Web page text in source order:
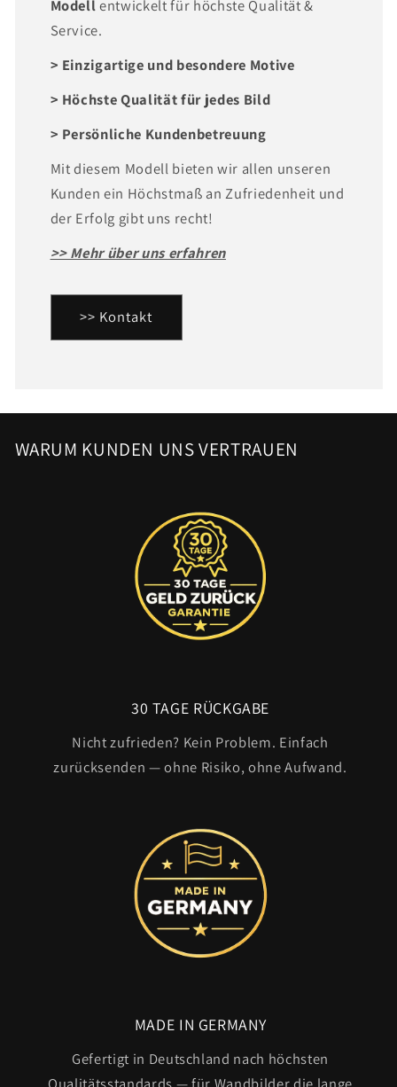
Modellentwickelt für höchste Qualität &
Service.
> Einzigartige und besondere Motive
> Höchste Qualität für jedes Bild
> Persönliche Kundenbetreuung
Mit diesem Modell bieten wir allen unseren
Kunden ein Höchstmaß an Zufriedenheit und
der Erfolg gibt uns recht!
>> Mehr über uns erfahren
>> Kontakt
WARUM KUNDEN UNS VERTRAUEN
30 TAGE RÜCKGABE
Nicht zufrieden? Kein Problem. Einfach
zurücksenden — ohne Risiko, ohne Aufwand.
MADE IN GERMANY
Gefertigt in Deutschland nach höchsten